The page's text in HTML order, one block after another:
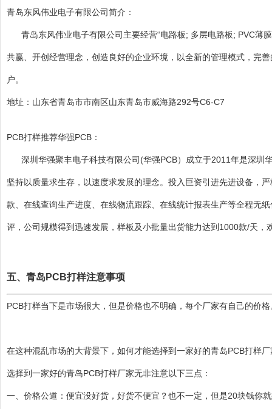
青岛东风伟业电子有限公司简介：
青岛东风伟业电子有限公司主要经营“电路板; 多层电路板; PVC薄
共赢、开创经营理念，创造良好的企业环境，以全新的管理模式，完
户。
地址：山东省青岛市市南区山东青岛市威海路292号C6-C7
PCB打样推荐华强PCB ：
深圳华强聚丰电子科技有限公司(华强PCB）成立于2011年是深圳
坚持以质量求生存，以速度求发展的理念。投入巨资引进先进设备，
款、在线查询生产进度、在线物流跟踪、在线统计报表生产等全程无
评，公司规模得到迅速发展，样板及小批量出货能力达到1000款/天，
五、青岛PCB打样注意事项
PCB打样当下是市场很大，但是价格也不明确，每个厂家有自己的价
在这种混乱市场的大背景下，如何才能选择到一家好的青岛PCB打样
选择到一家好的青岛PCB打样厂家无非注意以下三点：
一、价格公道：便宜没好货，好货不便宜？也不一定，但是20块钱你